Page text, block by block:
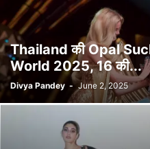
Thailand की Opal
World 2025, 16 की...
Divya Pandey - June 2, 2025